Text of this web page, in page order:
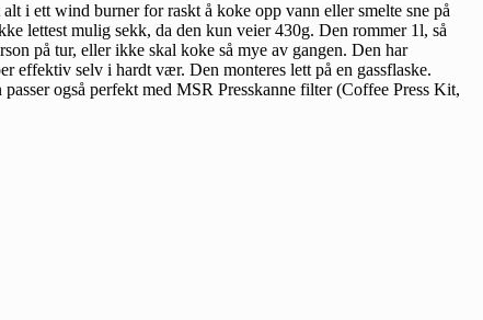
i ett wind burner for raskt å koke opp vann eller smelte sne på
lettest mulig sekk, da den kun veier 430g. Den rommer 1l, så
på tur, eller ikke skal koke så mye av gangen. Den har
effektiv selv i hardt vær. Den monteres lett på en gassflaske.
også perfekt med MSR Presskanne filter (Coffee Press Kit,